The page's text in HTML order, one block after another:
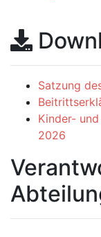
Satzung
Kinder-
2026